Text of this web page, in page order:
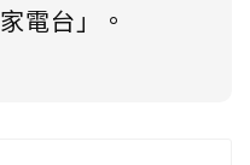
電台」。